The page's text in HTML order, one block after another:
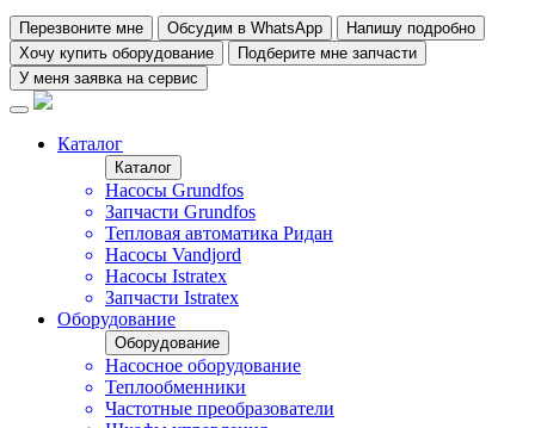
Перезвоните мне Обсудим в WhatsApp
Напишу подробно
Хочу купить оборудование
Подберите мне запчасти
У меня заявка на сервис
Каталог
Каталог
Насосы Grundfos
Запчасти Grundfos
Тепловая автоматика Ридан
Насосы Vandjord
Насосы Istratex
Запчасти Istratex
Оборудование
Оборудование
Насосное оборудование
Теплообменники
Частотные преобразователи